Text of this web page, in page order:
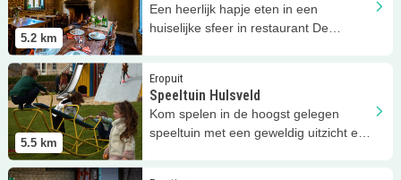
5.2 km
Een heerlijk hapje eten in een
huiselijke sfeer in restaurant De
5.5 km
Eropuit
Speeltuin Hulsveld
Kom spelen in de hoogst gelegen
speeltuin met een geweldig uitzicht en
Lees meer Speeltuin Hulsveld
Lees meer Powerarea karten partijtje